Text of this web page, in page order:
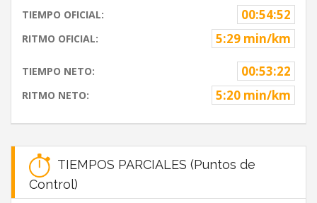
TIEMPO OFICIAL: 00:54:52
RITMO OFICIAL: 5:29 min/km
TIEMPO NETO: 00:53:22
RITMO NETO: 5:20 min/km
TIEMPOS PARCIALES (Puntos de
Control)